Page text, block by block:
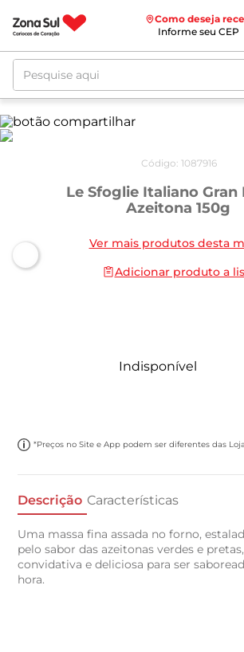
Como deseja
Informe seu CEP
Pesquise aqui
Código: 1087916
Le Sfoglie Italiano Gran
Azeitona 150g
Ver mais produtos desta
Adicionar produto a
Indisponível
*Preços no Site e App podem ser diferentes das
Descrição Características
Uma massa fina assada no forno,
pelo sabor das azeitonas verdes e
convidativa e deliciosa para ser
hora.